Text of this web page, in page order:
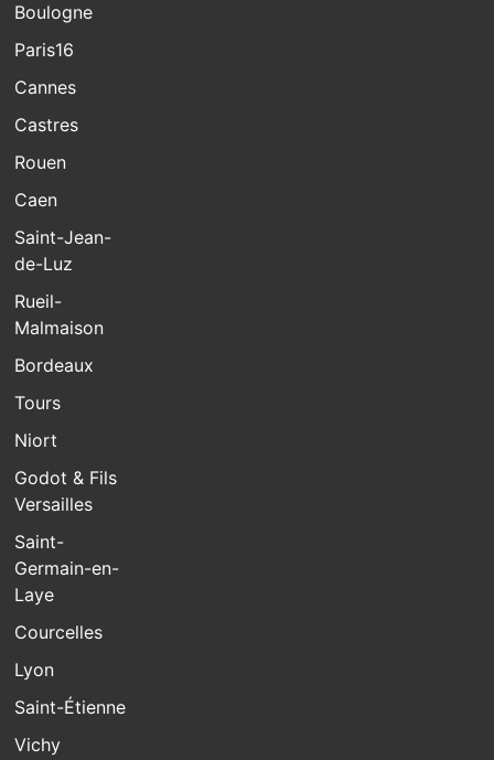
Boulogne
Paris16
Cannes
Castres
Rouen
Caen
Saint-Jean-
de-Luz
Rueil-
Malmaison
Bordeaux
Tours
Niort
Godot & Fils
Versailles
Saint-
Germain-en-
Laye
Courcelles
Lyon
Saint-Étienne
Vichy